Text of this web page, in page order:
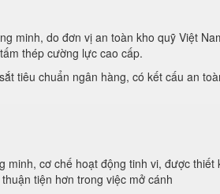
minh, do đơn vị an toàn kho quỹ Việt
thép cường lực cao cấp.
tiêu chuẩn ngân hàng, có kết cấu an
cơ chế hoạt động tinh vi, được
tiện hơn trong việc mở cánh